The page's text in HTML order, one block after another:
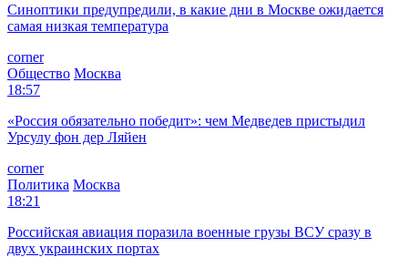
Синоптики предупредили, в какие дни в Москве ожидается
самая низкая температура
corner
Общество Москва
18:57
«Россия обязательно победит»: чем Медведев пристыдил
Урсулу фон дер Ляйен
corner
Политика Москва
18:21
Российская авиация поразила военные грузы ВСУ сразу в
двух украинских портах